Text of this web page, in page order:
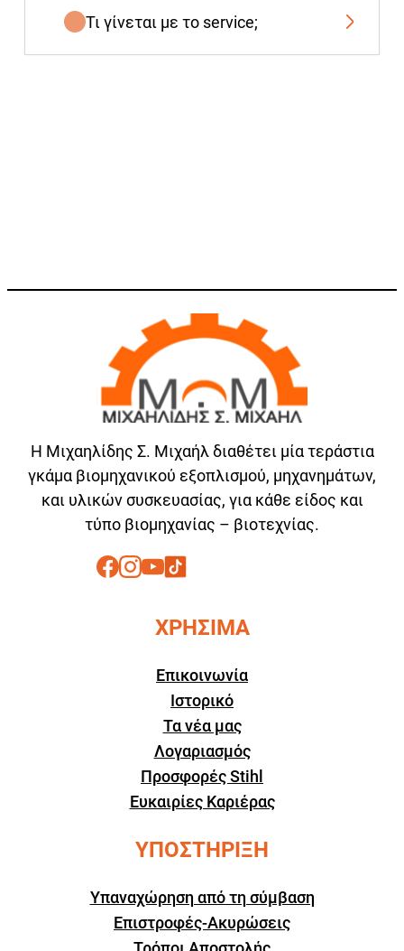
Τι γίνεται με το service;
Η Μιχαηλίδης Σ. Μιχαήλ διαθέτει μία τεράστια
γκάμα βιομηχανικού εξοπλισμού, μηχανημάτων,
και υλικών συσκευασίας, για κάθε είδος και
τύπο βιομηχανίας – βιοτεχνίας.
ΧΡΗΣΙΜΑ
Επικοινωνία
Ιστορικό
Τα νέα μας
Λογαριασμός
Προσφορές Stihl
Ευκαιρίες Καριέρας
ΥΠΟΣΤΗΡΙΞΗ
Υπαναχώρηση από τη σύμβαση
Επιστροφές-Ακυρώσεις